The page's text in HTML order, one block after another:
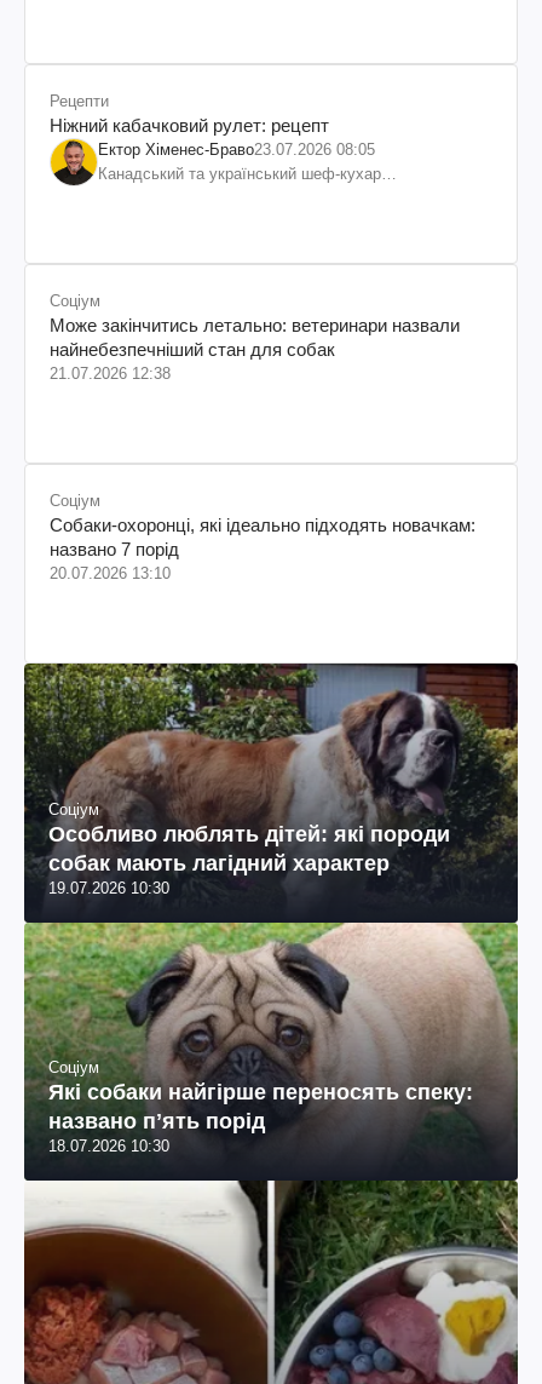
Рецепти
Ніжний кабачковий рулет: рецепт
Ектор Хіменес-Браво23.07.2026 08:05
Канадський та український шеф-кухар
Соціум
Може закінчитись летально: ветеринари назвали
найнебезпечніший стан для собак
21.07.2026 12:38
Соціум
Собаки-охоронці, які ідеально підходять новачкам:
названо 7 порід
20.07.2026 13:10
Соціум
Особливо люблять дітей: які породи
собак мають лагідний характер
19.07.2026 10:30
Соціум
Які собаки найгірше переносять спеку:
названо пʼять порід
18.07.2026 10:30